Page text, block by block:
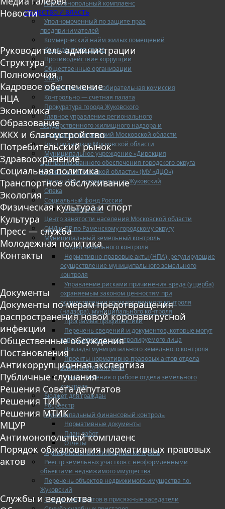
Антимонопольный комплаенс
ОБЩЕСТВО И ВЛАСТЬ
Уполномоченный по защите прав
предпринимателей
Коммерческий найм жилых помещений
Конкурентная среда
Противодействие коррупции
Общественные организации
ОМВД
Территориальная избирательная комиссия
Контрольно — счетная палата
Прокуратура города Жуковского
Главное управление регионального
государственного жилищного надзора и
содержания территорий Московской области
Госстройнадзор Московской области
Муниципальное учреждение «Дирекция
централизованного обеспечения городского округа
Жуковский Московской области» (МУ «ДЦО»)
Центр «Мои документы» г.о. Жуковский
Опека
Социальный фонд России
Новости СФР
Центр занятости населения Московской области
ОНД и ПР по Раменскому городскому округу
Муниципальный земельный контроль
Отдел земельного контроля
Нормативно-правовые акты (НПА), регулирующие
осуществление муниципального земельного
контроля
Управление рисками причинения вреда (ущерба)
охраняемым законом ценностям при
осуществлении государственного контроля
(надзора), муниципального контроля
Программа профилактики
Перечень сведений и документов, которые могут
запрашиваться у контролируемого лица
Доклады муниципального земельного контроля
Проекты нормативно-правовых актов отдела
земельного контроля
Иные сведения о работе отдела земельного
контроля
Бюджет для граждан
Росреестр
Муниципальный финансовый контроль
Нормативные документы
План работ
Отчеты
Муниципальный жилищный контроль
Реестр земельных участков с неоформленными
объектами недвижимого имущества
Перечень объектов недвижимого имущества г.о.
Жуковский
Списки кандидатов в присяжные заседатели
Новости
Руководитель администрации
Структура
Полномочия
Кадровое обеспечение
НЦА
Экономика
Образование
ЖКХ и благоустройство
Потребительский рынок
Здравоохранение
Социальная политика
Транспортное обслуживание
Экология
Физическая культура и спорт
Культура
Пресс — служба
Молодежная политика
Контакты
Документы
Документы по мерам предотвращения
распространения новой коронавирусной
инфекции
Общественные обсуждения
Постановления
Антикоррупционная экспертиза
Публичные слушания
Решения Совета депутатов
Решения ТИК
Решения МТИК
МЦУР
Антимонопольный комплаенс
Порядок обжалования нормативных правовых
актов
Службы и ведомства